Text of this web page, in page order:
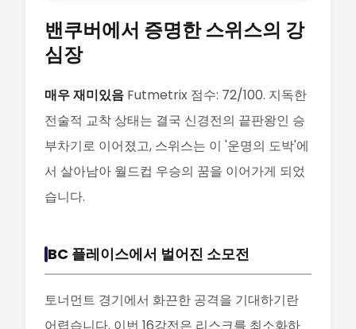
밴쿠버에서 증명한 스위스의 강
심장
매우 재미있음 Futmetrix 점수: 72/100. 지독한
전술적 교착 상태는 결국 신경전의 끝판왕인 승
부차기로 이어졌고, 스위스는 이 '운명의 도박'에
서 살아남아 월드컵 우승의 꿈을 이어가게 되었
습니다.
BC 플레이스에서 벌어진 소모전
토너먼트 경기에서 화끈한 공격을 기대하기란
어렵습니다. 이번 16강전은 리스크를 최소화하